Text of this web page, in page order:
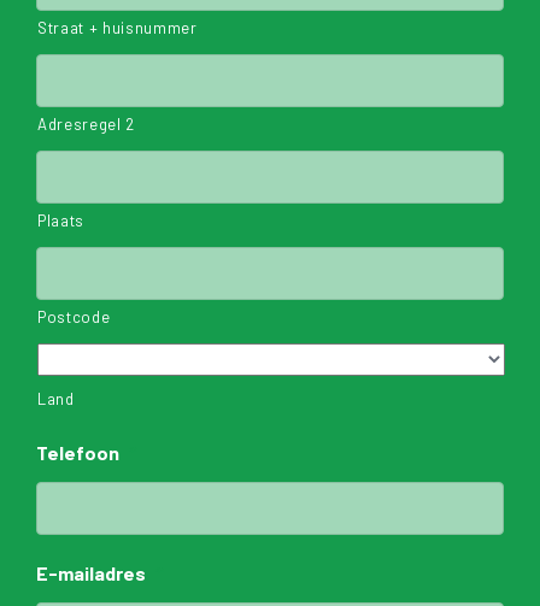
Straat + huisnummer
Adresregel 2
Plaats
Postcode
Land
Telefoon
E-mailadres